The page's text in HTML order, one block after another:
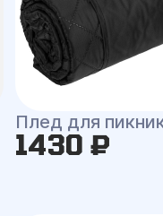
Плед для
1430 ₽